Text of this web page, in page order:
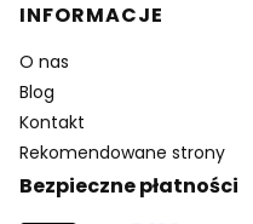
INFORMACJE
O nas
Blog
Kontakt
Rekomendowane strony
Bezpieczne płatności